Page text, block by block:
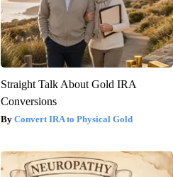
Straight Talk About Gold IRA
Conversions
Convert IRA to Physical Gold